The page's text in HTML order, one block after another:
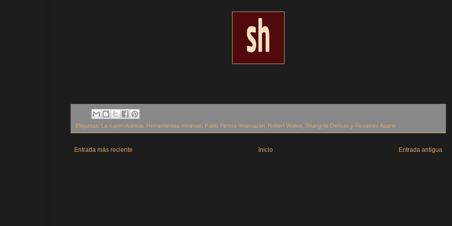
Etiquetas: La supervivencia. Herramientas mínimas Pablo Perera Velamazán Robert Walser, Shangrila Derivas y Ficciones Aparte
Entrada más reciente Entrada antigua
Inicio